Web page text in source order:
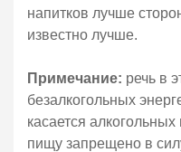
напитков лучше
известно лучше.
Примечание: речь в
безалкогольных
касается
пищу запрещено в